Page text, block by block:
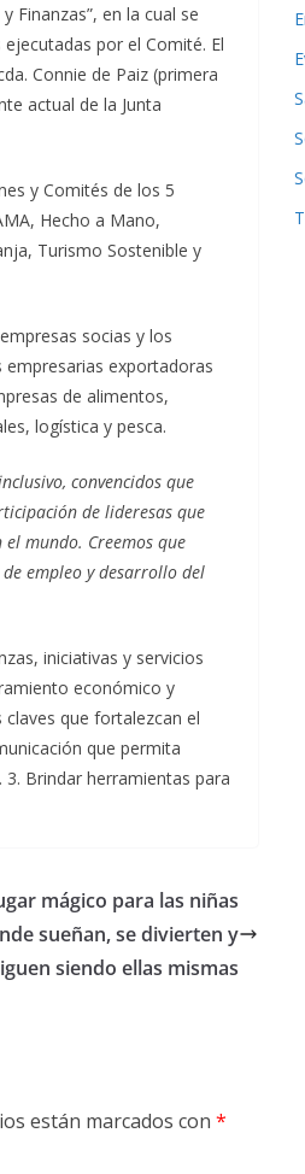
Finanzas”, en la cual se
por el Comité. El
Connie de Paiz (primera
actual de la Junta
y Comités de los 5
Hecho a Mano,
Turismo Sostenible y
socias y los
exportadoras
de alimentos,
logística y pesca.
convencidos que
de lideresas que
mundo. Creemos que
empleo y desarrollo del
iniciativas y servicios
económico y
que fortalezcan el
que permita
Brindar herramientas para
mágico para las niñas
sueñan, se divierten y
siendo ellas mismas
están marcados con *